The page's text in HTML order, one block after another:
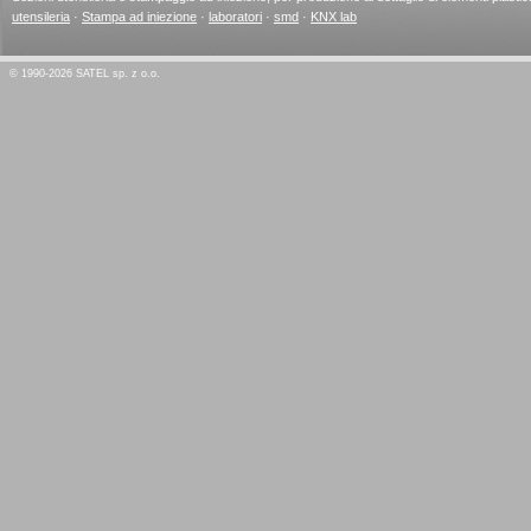
utensileria · Stampa ad iniezione · laboratori · smd · KNX lab
© 1990-2026 SATEL sp. z o.o.